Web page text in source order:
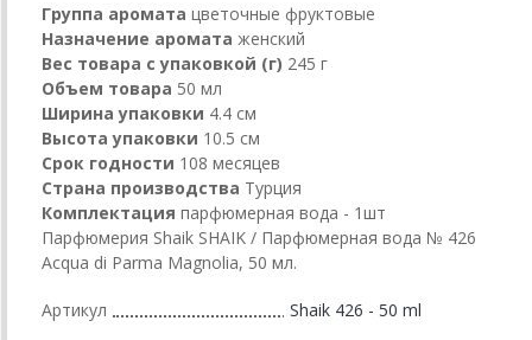
Группа аромата цветочные фруктовые
Назначение аромата женский
Вес товара с упаковкой (г) 245 г
Объем товара 50 мл
Ширина упаковки 4.4 см
Высота упаковки 10.5 см
Срок годности 108 месяцев
Страна производства Турция
Комплектация парфюмерная вода - 1шт
Парфюмерия Shaik SHAIK / Парфюмерная вода № 426
Acqua di Parma Magnolia, 50 мл.
Артикул Shaik 426 - 50 ml